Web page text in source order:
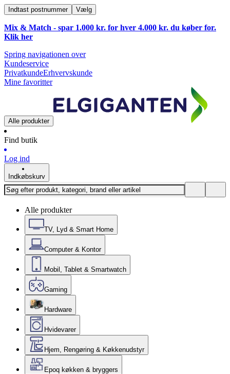
Indtast postnummer Vælg
Mix & Match - spar 1.000 kr. for hver 4.000 kr. du køber for.
Klik her
Spring navigationen over
Kundeservice
PrivatkundeErhvervskunde
Mine favoritter
Alle produkter
Find butik
Log ind
Indkøbskurv
Alle produkter
TV, Lyd & Smart Home
Computer & Kontor
Mobil, Tablet & Smartwatch
Gaming
Hardware
Hvidevarer
Hjem, Rengøring & Køkkenudstyr
Epoq køkken & bryggers